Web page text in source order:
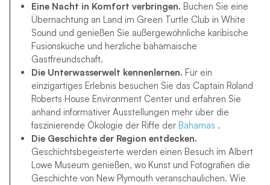
Eine Nacht in Komfort verbringen. Buchen Sie eine
Übernachtung an Land im Green Turtle Club in White
Sound und genießen Sie außergewöhnliche karibische
Fusionsküche und herzliche bahamaische
Gastfreundschaft.
Die Unterwasserwelt kennenlernen. Für ein
einzigartiges Erlebnis besuchen Sie das Captain Roland
Roberts House Environment Center und erfahren Sie
anhand informativer Ausstellungen mehr über die
faszinierende Ökologie derRiffe der Bahamas .
Die Geschichte der Region entdecken.
Geschichtsbegeisterte werden einen Besuch im Albert
Lowe Museum genießen, wo Kunst und Fotografien die
Geschichte von New Plymouth veranschaulichen. Wie